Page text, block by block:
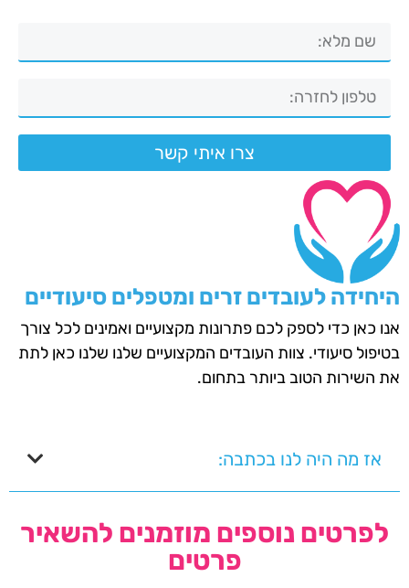
צרו איתי קשר
היחידה לעובדים זרים ומטפלים סיעודיים
אנו כאן כדי לספק לכם פתרונות מקצועיים ואמינים לכל צורך
בטיפול סיעודי. צוות העובדים המקצועיים שלנו שלנו כאן לתת
את השירות הטוב ביותר בתחום.
אז מה היה לנו בכתבה:
לפרטים נוספים מוזמנים להשאיר
פרטים